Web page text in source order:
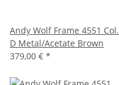
Andy Wolf Frame 4551 Col.
D Metal/Acetate Brown
379,00 € *